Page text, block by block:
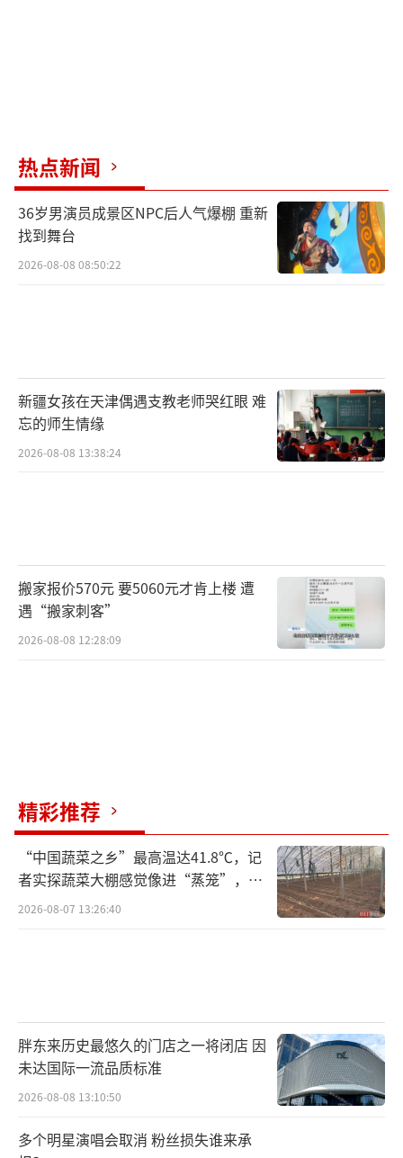
热点新闻
36岁男演员成景区NPC后人气爆棚 重新
找到舞台
2026-08-08 08:50:22
新疆女孩在天津偶遇支教老师哭红眼 难
忘的师生情缘
2026-08-08 13:38:24
搬家报价570元 要5060元才肯上楼 遭
遇“搬家刺客”
2026-08-08 12:28:09
精彩推荐
“中国蔬菜之乡”最高温达41.8℃，记
者实探蔬菜大棚感觉像进“蒸笼”，有
村民称只能凌晨两点起来干活
2026-08-07 13:26:40
胖东来历史最悠久的门店之一将闭店 因
未达国际一流品质标准
2026-08-08 13:10:50
多个明星演唱会取消 粉丝损失谁来承